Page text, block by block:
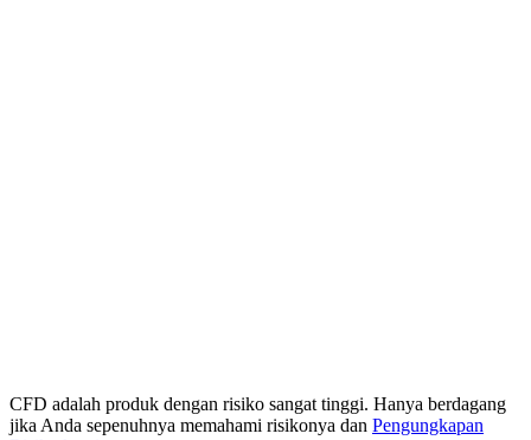
CFD adalah produk dengan risiko sangat tinggi. Hanya berdagang
jika Anda sepenuhnya memahami risikonya dan Pengungkapan